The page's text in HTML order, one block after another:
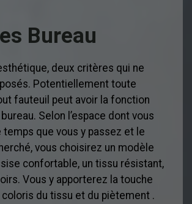
Bureau
deux critères qui ne
Potentiellement toute
fauteuil peut avoir la fonction
Selon l’espace dont vous
temps que vous y passez et le
vous choisirez un modèle
confortable, un tissu résistant,
Vous y apporterez la touche
du tissu et du piètement .